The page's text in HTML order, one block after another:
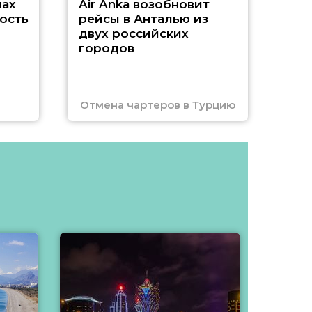
Air Anka возобновит
рейсы в Анталью из
двух российских
городов
Отмена чартеров в Турцию